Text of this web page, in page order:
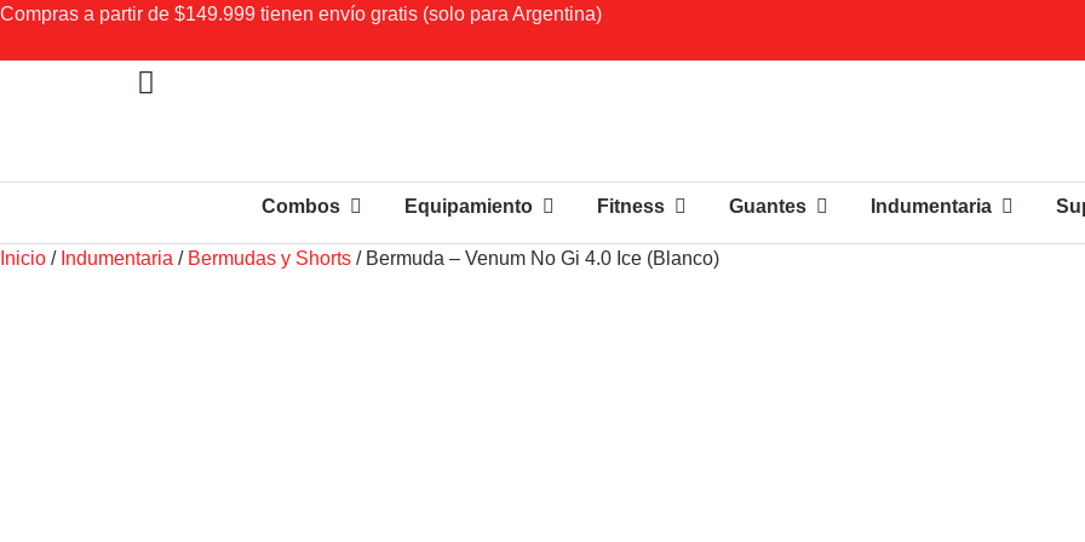
Compras a partir de $149.999 tienen envío gratis (solo para Argentina)
Combos Equipamiento Fitness Guantes Indumentaria
Inicio / Indumentaria / Bermudas y Shorts / Bermuda – Venum No Gi 4.0 Ice (Blanco)